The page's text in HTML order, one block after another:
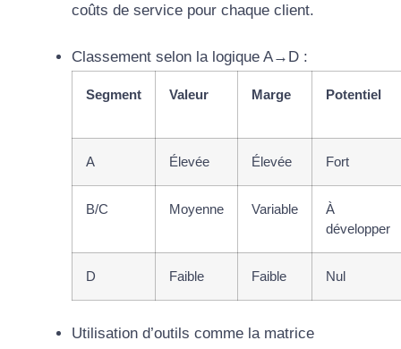
coûts de service pour chaque client.
Classement selon la logique A→D :
Segment Valeur Marge Potentiel
A Élevée Élevée Fort
B/C Moyenne Variable
À
développer
D Faible Faible Nul
Utilisation d’outils comme la matrice